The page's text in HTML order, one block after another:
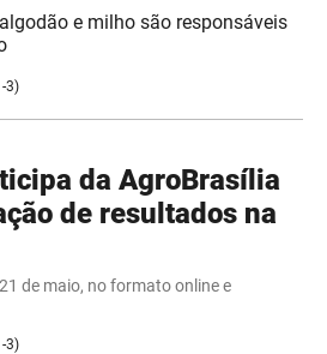
e milho são responsáveis
3)
da AgroBrasília
de resultados na
de maio, no formato online e
3)